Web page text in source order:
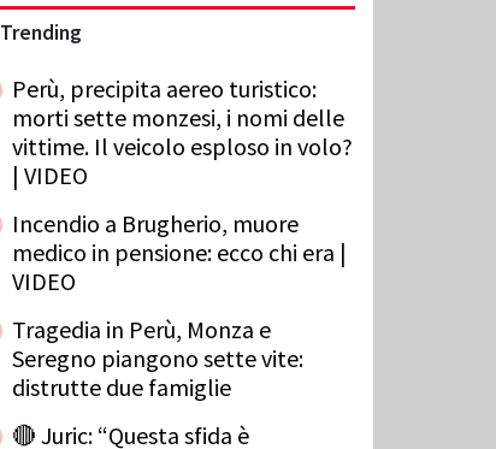
Perù, precipita aereo turistico:
morti sette monzesi, i nomi delle
vittime. Il veicolo esploso in volo?
| VIDEO
Incendio a Brugherio, muore
medico in pensione: ecco chi era |
VIDEO
Tragedia in Perù, Monza e
Seregno piangono sette vite:
distrutte due famiglie
🔴 Juric: “Questa sfida è